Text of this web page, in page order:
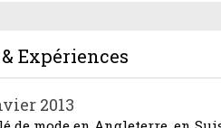
Expériences
2013